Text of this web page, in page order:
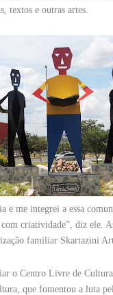
textos e outras artes.
me integrei a essa
criatividade”, diz ele.
familiar Skartazini
o Centro Livre de
que fomentou a luta